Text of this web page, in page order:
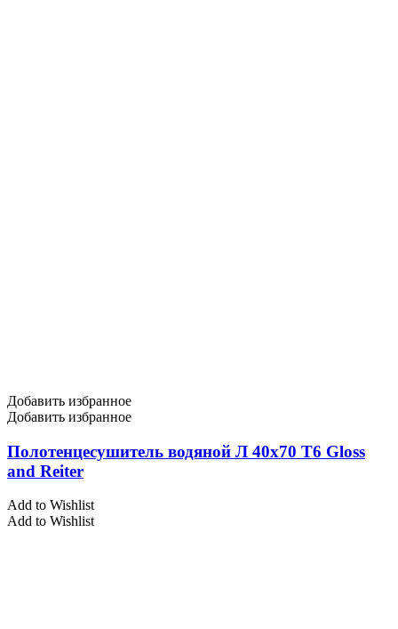
Добавить избранное
Добавить избранное
Полотенцесушитель водяной Л 40х70 Т6 Gloss
and Reiter
Add to Wishlist
Add to Wishlist